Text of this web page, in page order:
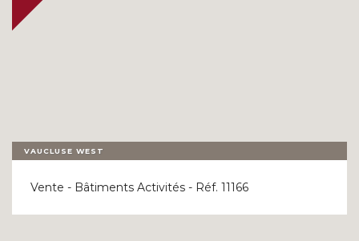
VAUCLUSE WEST
Vente - Bâtiments Activités - Réf. 11166